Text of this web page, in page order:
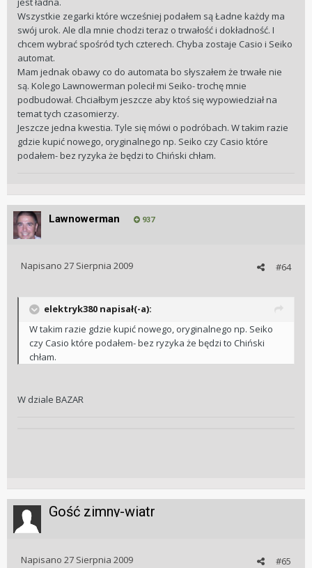
Wszystkie zegarki które wcześniej podałem są Ładne każdy ma
swój urok. Ale dla mnie chodzi teraz o trwałość i dokładność. I
chcem wybrać spośród tych czterech. Chyba zostaje Casio i Seiko
automat.
Mam jednak obawy co do automata bo słyszałem że trwałe nie
są. Kolego Lawnowerman polecił mi Seiko- trochę mnie
podbudował. Chciałbym jeszcze aby ktoś się wypowiedział na
temat tych czasomierzy.
Jeszcze jedna kwestia. Tyle się mówi o podróbach. W takim razie
gdzie kupić nowego, oryginalnego np. Seiko czy Casio które
podałem- bez ryzyka że będzi to Chiński chłam.
Lawnowerman 937
#64
Napisano 27 Sierpnia 2009
elektryk380 napisał(-a):
W takim razie gdzie kupić nowego, oryginalnego np. Seiko
czy Casio które podałem- bez ryzyka że będzi to Chiński
chłam.
W dziale BAZAR
Gość zimny-wiatr
#65
Napisano 27 Sierpnia 2009